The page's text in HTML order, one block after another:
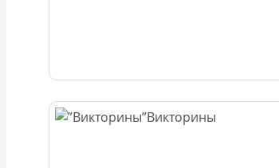
Викторины